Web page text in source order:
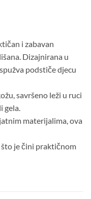
i zabavan
Dizajnirana u
podstiče djecu
savršeno leži u ruci
gela.
materijalima, ova
što je čini praktičnom